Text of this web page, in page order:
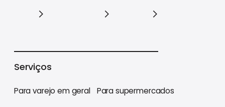
Serviços
Para varejo em geral Para supermercados